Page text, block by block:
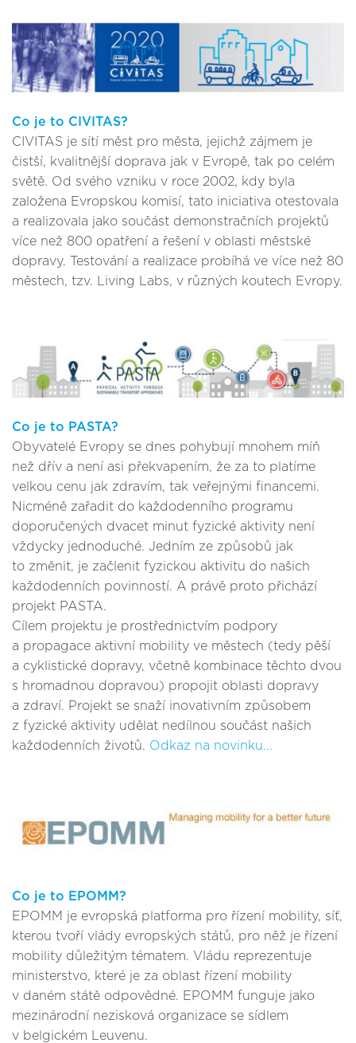
Co je to CIVITAS?
CIVITAS je sítí měst pro města, jejichž zájmem je
čistší, kvalitnější doprava jak v Evropě, tak po celém
světě. Od svého vzniku v roce 2002, kdy byla
založena Evropskou komisí, tato iniciativa otestovala
a realizovala jako součást demonstračních projektů
více než 800 opatření a řešení v oblasti městské
dopravy. Testování a realizace probíhá ve více než 80
městech, tzv. Living Labs, v různých koutech Evropy.
Co je to PASTA?
Obyvatelé Evropy se dnes pohybují mnohem míň
než dřív a není asi překvapením, že za to platíme
velkou cenu jak zdravím, tak veřejnými financemi.
Nicméně zařadit do každodenního programu
doporučených dvacet minut fyzické aktivity není
vždycky jednoduché. Jedním ze způsobů jak
to změnit, je začlenit fyzickou aktivitu do našich
každodenních povinností. A právě proto přichází
projekt PASTA.
Cílem projektu je prostřednictvím podpory
a propagace aktivní mobility ve městech (tedy pěší
a cyklistické dopravy, včetně kombinace těchto dvou
s hromadnou dopravou) propojit oblasti dopravy
a zdraví. Projekt se snaží inovativním způsobem
z fyzické aktivity udělat nedílnou součást našich
každodenních životů. Odkaz na novinku...
Co je to EPOMM?
EPOMM je evropská platforma pro řízení mobility, síť,
kterou tvoří vlády evropských států, pro něž je řízení
mobility důležitým tématem. Vládu reprezentuje
ministerstvo, které je za oblast řízení mobility
v daném státě odpovědné. EPOMM funguje jako
mezinárodní nezisková organizace se sídlem
v belgickém Leuvenu.